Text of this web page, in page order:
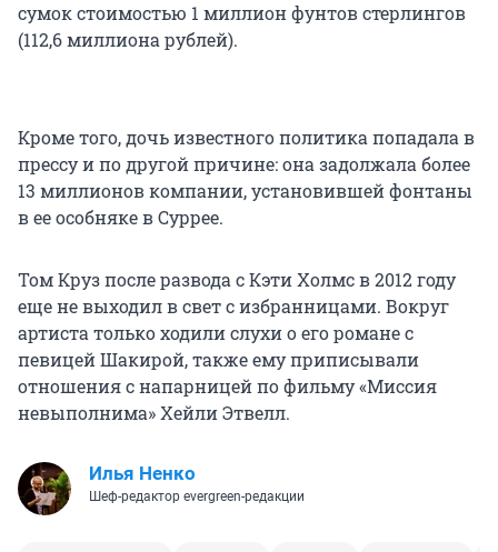
сумок стоимостью 1 миллион фунтов стерлингов
(112,6 миллиона рублей).
Кроме того, дочь известного политика попадала в
прессу и по другой причине: она задолжала более
13 миллионов компании, установившей фонтаны
в ее особняке в Суррее.
Том Круз после развода с Кэти Холмс в 2012 году
еще не выходил в свет с избранницами. Вокруг
артиста только ходили слухи о его романе с
певицей Шакирой, также ему приписывали
отношения с напарницей по фильму «Миссия
невыполнима» Хейли Этвелл.
Илья Ненко
Шеф-редактор evergreen-редакции